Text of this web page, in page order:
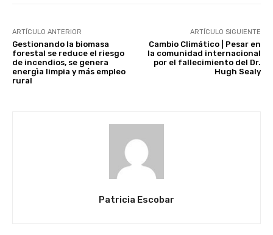
ARTÍCULO ANTERIOR
Gestionando la biomasa
forestal se reduce el riesgo
de incendios, se genera
energìa limpia y más empleo
rural
ARTÍCULO SIGUIENTE
Cambio Climático | Pesar en
la comunidad internacional
por el fallecimiento del Dr.
Hugh Sealy
Patricia Escobar